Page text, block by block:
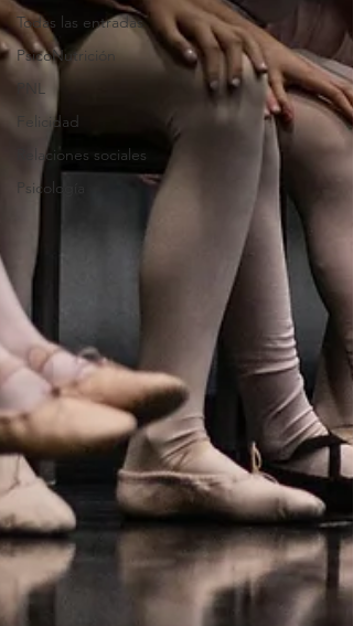
Todas las entradas
PsicoNutrición
PNL
Felicidad
Relaciones sociales
Psicología